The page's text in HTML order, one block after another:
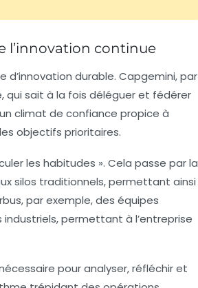
l’innovation continue
d’innovation durable. Capgemini, par
qui sait à la fois déléguer et fédérer
climat de confiance propice à
objectifs prioritaires.
les habitudes ». Cela passe par la
silos traditionnels, permettant ainsi
par exemple, des équipes
industriels, permettant à l’entreprise
pour analyser, réfléchir et